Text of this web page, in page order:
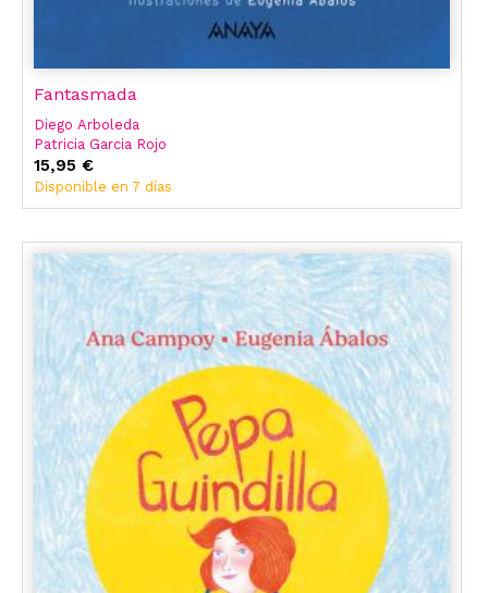
Fantasmada
Diego Arboleda
Patricia Garcia Rojo
Ana Campoy
Ledicia Costas
15,95 €
Disponible en 7 días